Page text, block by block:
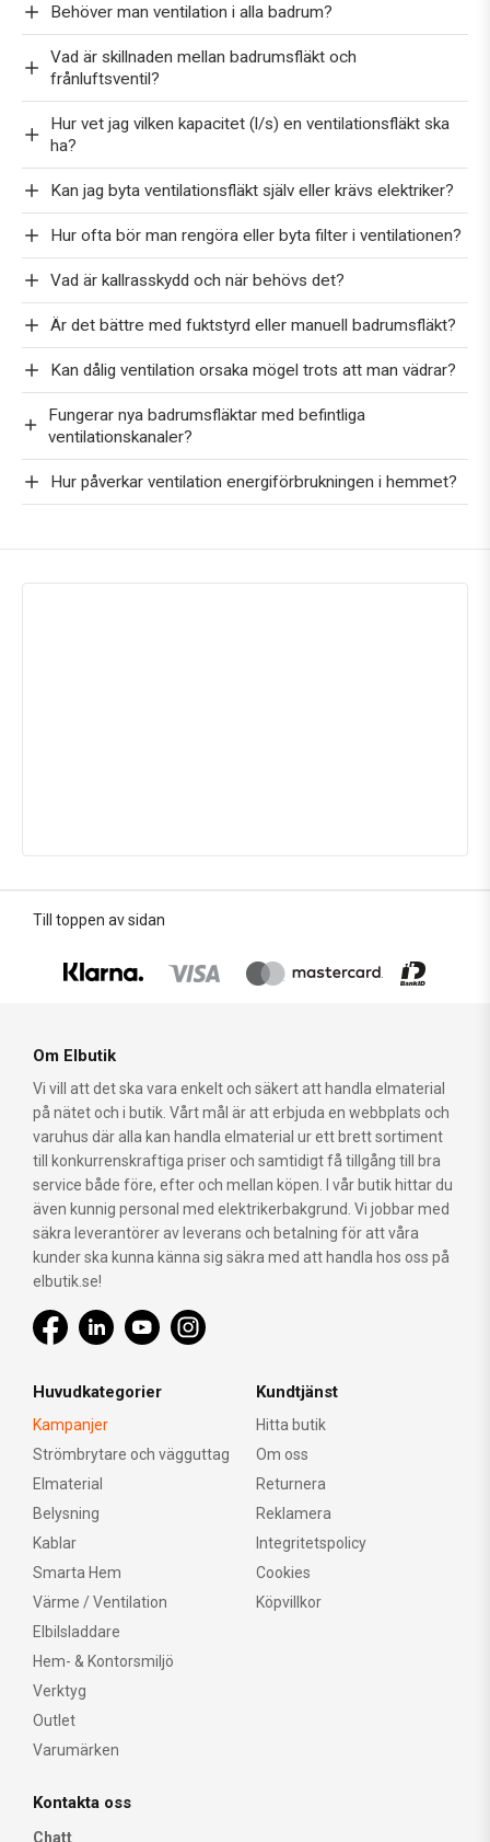
Behöver man ventilation i alla badrum?
Vad är skillnaden mellan badrumsfläkt och
frånluftsventil?
Hur vet jag vilken kapacitet (l/s) en ventilationsfläkt ska
ha?
Kan jag byta ventilationsfläkt själv eller krävs elektriker?
Hur ofta bör man rengöra eller byta filter i ventilationen?
Vad är kallrasskydd och när behövs det?
Är det bättre med fuktstyrd eller manuell badrumsfläkt?
Kan dålig ventilation orsaka mögel trots att man vädrar?
Fungerar nya badrumsfläktar med befintliga
ventilationskanaler?
Hur påverkar ventilation energiförbrukningen i hemmet?
Till toppen av sidan
Om Elbutik
Vi vill att det ska vara enkelt och säkert att handla elmaterial
på nätet och i butik. Vårt mål är att erbjuda en webbplats och
varuhus där alla kan handla elmaterial ur ett brett sortiment
till konkurrenskraftiga priser och samtidigt få tillgång till bra
service både före, efter och mellan köpen. I vår butik hittar du
även kunnig personal med elektrikerbakgrund. Vi jobbar med
säkra leverantörer av leverans och betalning för att våra
kunder ska kunna känna sig säkra med att handla hos oss på
elbutik.se!
Huvudkategorier
Kampanjer
Strömbrytare och vägguttag
Elmaterial
Belysning
Kablar
Smarta Hem
Värme / Ventilation
Elbilsladdare
Hem- & Kontorsmiljö
Verktyg
Outlet
Varumärken
Kundtjänst
Hitta butik
Om oss
Returnera
Reklamera
Integritetspolicy
Cookies
Köpvillkor
Kontakta oss
Chatt